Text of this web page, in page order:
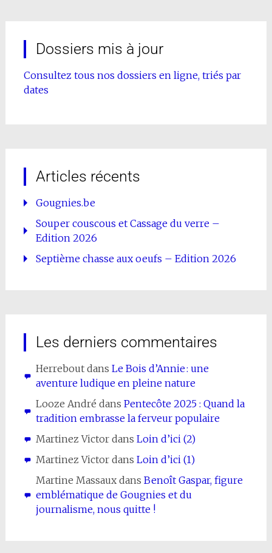
Dossiers mis à jour
Consultez tous nos dossiers en ligne, triés par
dates
Articles récents
Gougnies.be
Souper couscous et Cassage du verre –
Edition 2026
Septième chasse aux oeufs – Edition 2026
Les derniers commentaires
Herreboutdans Le Bois d’Annie : une
aventure ludique en pleine nature
Looze André dans Pentecôte 2025 : Quand la
tradition embrasse la ferveur populaire
Martinez Victordans Loin d’ici (2)
Martinez Victordans Loin d’ici (1)
Martine Massauxdans Benoît Gaspar, figure
emblématique de Gougnies et du
journalisme, nous quitte !